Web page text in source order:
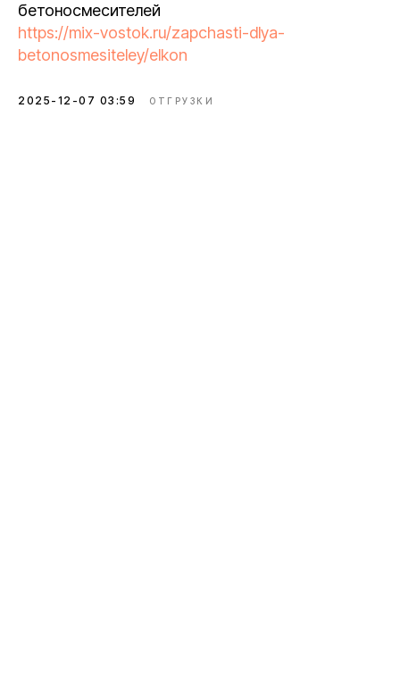
бетоносмесителей
https://mix-vostok.ru/zapchasti-dlya-
betonosmesiteley/elkon
2025-12-07 03:59 ОТГРУЗКИ